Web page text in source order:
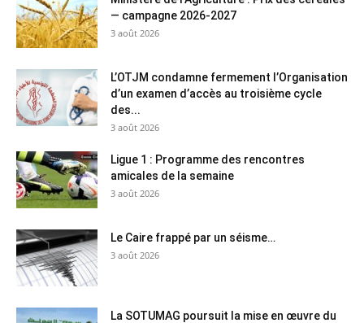
— campagne 2026-2027
3 août 2026
L’OTJM condamne fermement l’Organisation
d’un examen d’accès au troisième cycle
des...
3 août 2026
Ligue 1 : Programme des rencontres
amicales de la semaine
3 août 2026
Le Caire frappé par un séisme…
3 août 2026
La SOTUMAG poursuit la mise en œuvre du